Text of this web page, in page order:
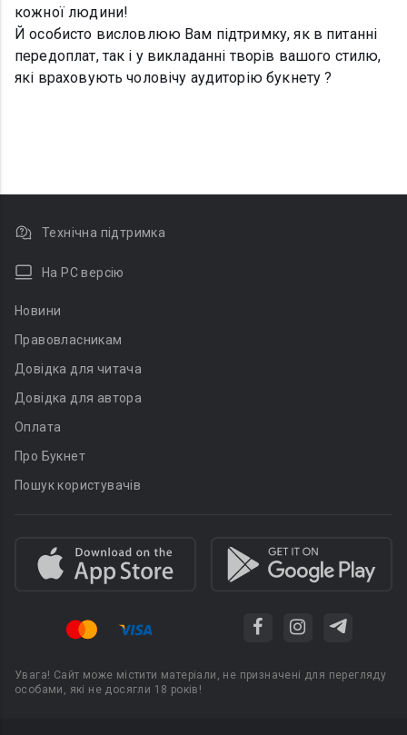
кожної людини!
Й особисто висловлюю Вам підтримку, як в питанні
передоплат, так і у викладанні творів вашого стилю,
які враховують чоловічу аудиторію букнету ?
Технічна підтримка
На PC версію
Новини
Правовласникам
Довідка для читача
Довідка для автора
Оплата
Про Букнет
Пошук користувачів
Увага! Сайт може містити матеріали, не призначені для перегляду
особами, які не досягли 18 років!